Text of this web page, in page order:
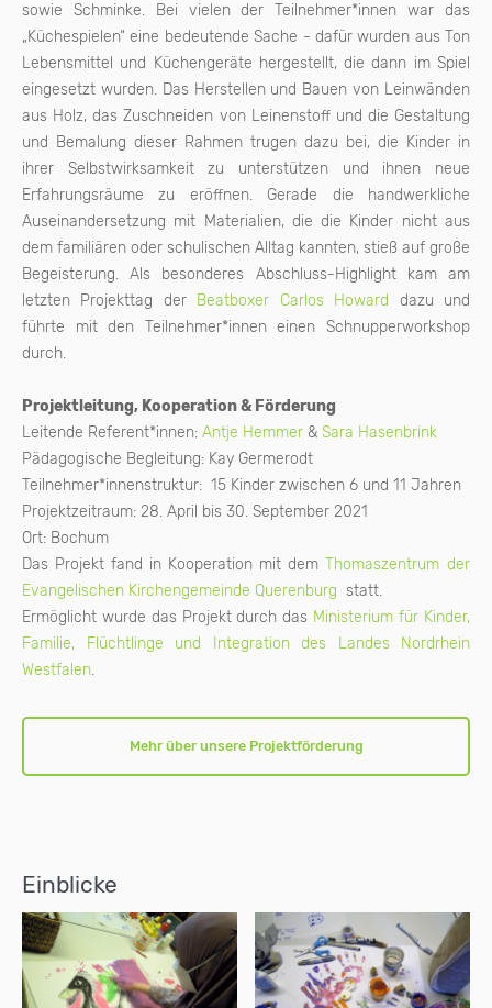
sowie Schminke. Bei vielen der Teilnehmer*innen war das
„Küchespielen“ eine bedeutende Sache - dafür wurden aus Ton
Lebensmittel und Küchengeräte hergestellt, die dann im Spiel
eingesetzt wurden. Das Herstellen und Bauen von Leinwänden
aus Holz, das Zuschneiden von Leinenstoff und die Gestaltung
und Bemalung dieser Rahmen trugen dazu bei, die Kinder in
ihrer Selbstwirksamkeit zu unterstützen und ihnen neue
Erfahrungsräume zu eröffnen. Gerade die handwerkliche
Auseinandersetzung mit Materialien, die die Kinder nicht aus
dem familiären oder schulischen Alltag kannten, stieß auf große
Begeisterung. Als besonderes Abschluss-Highlight kam am
letzten Projekttag der
Beatboxer Carlos Howard dazu und
führte mit den Teilnehmer*innen einen Schnupperworkshop
durch.
Projektleitung, Kooperation & Förderung
Leitende Referent*innen: Antje Hemmer & Sara Hasenbrink
Pädagogische Begleitung: Kay Germerodt
Teilnehmer*innenstruktur: 15 Kinder zwischen 6 und 11 Jahren
Projektzeitraum: 28. April bis 30. September 2021
Ort: Bochum
Das Projekt fand in Kooperation mit dem Thomaszentrum der
Evangelischen Kirchengemeinde Querenburg statt.
Ermöglicht wurde das Projekt durch das Ministerium für Kinder,
Familie, Flüchtlinge und Integration des Landes Nordrhein
Westfalen.
Mehr über unsere Projektförderung
Einblicke